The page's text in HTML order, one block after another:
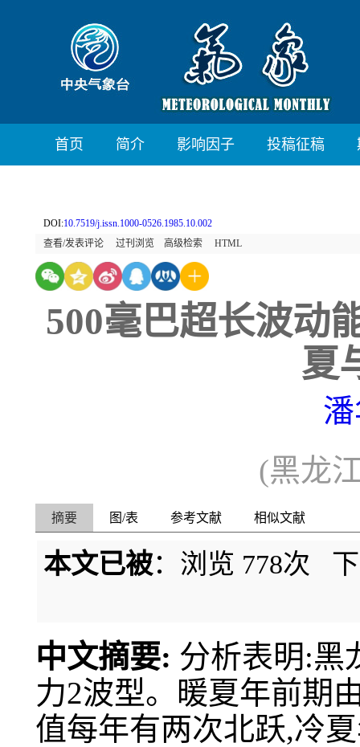
首页 简介 影响因子 投稿征稿
DOI:10.7519/j.issn.1000-0526.1985.10.002
查看/发表评论
过刊浏览 高级检索 HTML
500毫巴超长波动
夏
(黑龙
摘要 图/表 参考文献 相似文献
本文已被：浏览 778次
中文摘要: 分析表明:黑
力2波型。暖夏年前期
值每年有两次北跃,冷